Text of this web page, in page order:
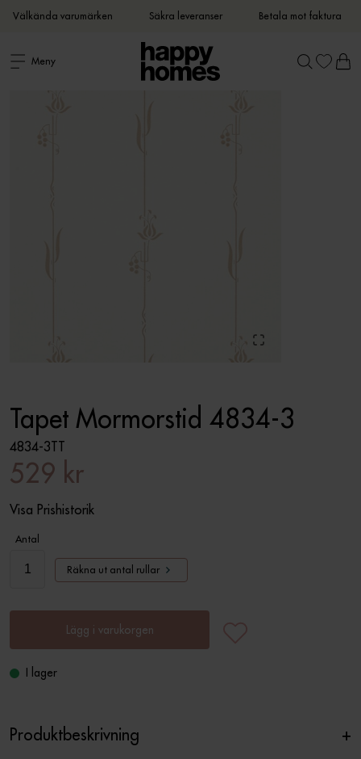
Välkända varumärken Säkra leveranser Betala mot faktura
Meny
Tapet Mormorstid 4834-3
4834-3TT
529 kr
Visa Prishistorik
Antal
Räkna ut antal rullar
Lägg i varukorgen
I lager
Produktbeskrivning +